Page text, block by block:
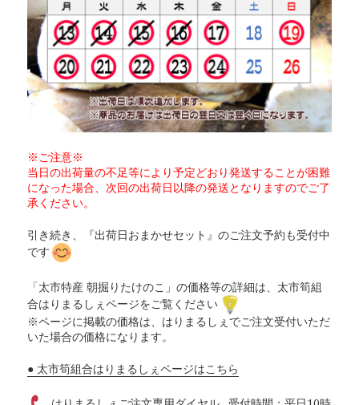
※ご注意※
当日の出荷量の不足等により予定どおり発送することが困難
になった場合、次回の出荷日以降の発送となりますのでご了
承ください。
引き続き、『出荷日おまかせセット』のご注文予約も受付中
です
「太市特産 朝掘りたけのこ」の価格等の詳細は、太市筍組
合はりまるしぇページをご覧ください
※ページに掲載の価格は、はりまるしぇでご注文受付いただ
いた場合の価格になります。
● 太市筍組合はりまるしぇページはこちら